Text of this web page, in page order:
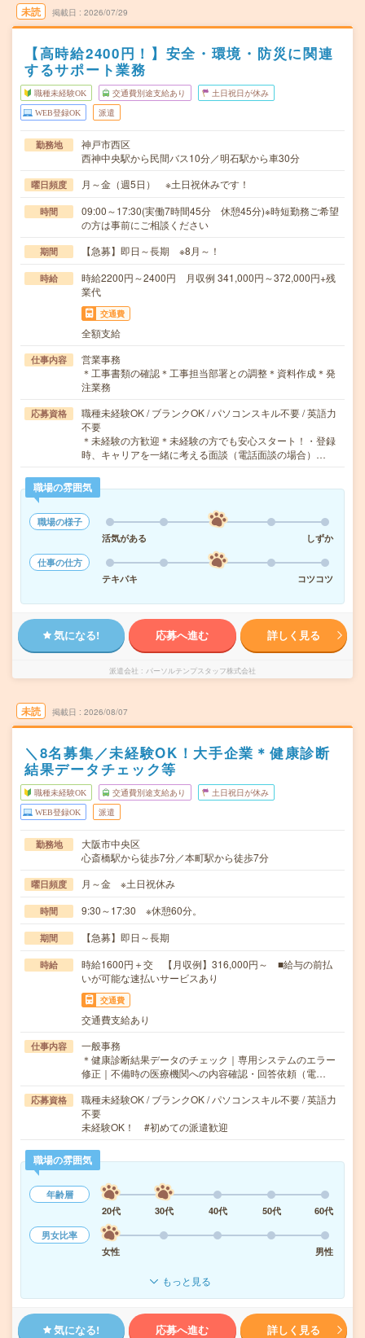
未読 掲載日 2026/07/29
【高時給2400円！】安全・環境・防災に関連
するサポート業務
職種未経験OK 交通費別途支給あり 土日祝日が休み
WEB登録OK 派遣
勤務地
神戸市西区
西神中央駅から民間バス10分／明石駅から車30分
曜日頻度 月～金（週5日） ※土日祝休みです！
時間
09:00～17:30(実働7時間45分 休憩45分)※時短勤務ご希望
の方は事前にご相談ください
期間 【急募】即日～長期 ※8月～！
時給
時給2200円～2400円 月収例 341,000円～372,000円+残
業代
交通費
全額支給
仕事内容
営業事務
＊工事書類の確認＊工事担当部署との調整＊資料作成＊発
注業務
応募資格
職種未経験OK / ブランクOK / パソコンスキル不要 / 英語力
不要
＊未経験の方歓迎＊未経験の方でも安心スタート！・登録
時、キャリアを一緒に考える面談（電話面談の場合）…
職場の雰囲気
職場の様子
活気がある
しずか
仕事の仕方
テキパキ
コツコツ
気になる! 応募へ進む 詳しく見る
派遣会社 パーソルテンプスタッフ株式会社
未読 掲載日 2026/08/07
＼8名募集／未経験OK！大手企業＊健康診断
結果データチェック等
職種未経験OK 交通費別途支給あり 土日祝日が休み
WEB登録OK 派遣
勤務地
大阪市中央区
心斎橋駅から徒歩7分／本町駅から徒歩7分
曜日頻度 月～金 ※土日祝休み
時間 9:30～17:30 ※休憩60分。
期間 【急募】即日～長期
時給
時給1600円＋交 【月収例】316,000円～ ■給与の前払
いが可能な速払いサービスあり
交通費
交通費支給あり
仕事内容
一般事務
＊健康診断結果データのチェック｜専用システムのエラー
修正｜不備時の医療機関への内容確認・回答依頼（電…
応募資格
職種未経験OK / ブランクOK / パソコンスキル不要 / 英語力
不要
未経験OK！ #初めての派遣歓迎
職場の雰囲気
年齢層
20代
30代 40代 50代
60代
男女比率
女性
男性
もっと見る
気になる! 応募へ進む 詳しく見る